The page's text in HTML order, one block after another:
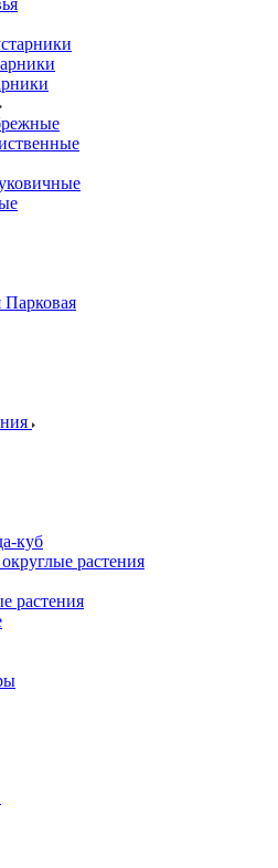
Парковая
куб
растения
растения